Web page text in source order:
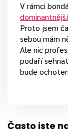
V rámci
dominantnější
Proto jsem
sebou mám
Ale nic
podaří
bude
Často jste